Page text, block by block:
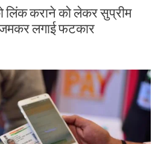
लिंक कराने को लेकर सुप्रीम
लगाई फटकार